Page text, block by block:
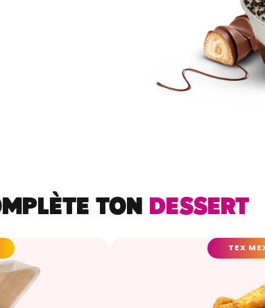
TON DESSERT
TEX